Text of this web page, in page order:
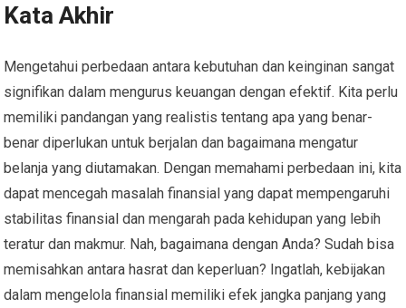
Kata Akhir
Mengetahui perbedaan antara kebutuhan dan keinginan sangat
signifikan dalam mengurus keuangan dengan efektif. Kita perlu
memiliki pandangan yang realistis tentang apa yang benar-
benar diperlukan untuk berjalan dan bagaimana mengatur
belanja yang diutamakan. Dengan memahami perbedaan ini, kita
dapat mencegah masalah finansial yang dapat mempengaruhi
stabilitas finansial dan mengarah pada kehidupan yang lebih
teratur dan makmur. Nah, bagaimana dengan Anda? Sudah bisa
memisahkan antara hasrat dan keperluan? Ingatlah, kebijakan
dalam mengelola finansial memiliki efek jangka panjang yang